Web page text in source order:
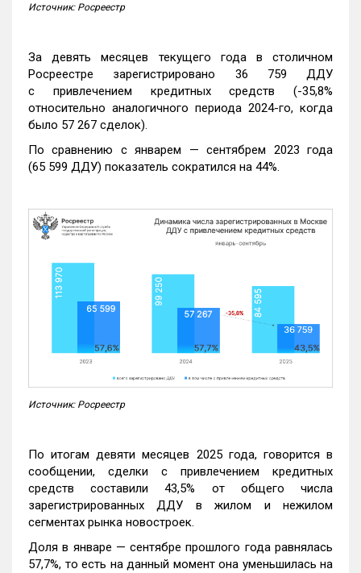
Источник: Росреестр
За девять месяцев текущего года в столичном
Росреестре зарегистрировано 36 759 ДДУ
с привлечением кредитных средств (-35,8%
относительно аналогичного периода 2024-го, когда
было 57 267 сделок).
По сравнению с январем — сентябрем 2023 года
(65 599 ДДУ) показатель сократился на 44%.
Источник: Росреестр
По итогам девяти месяцев 2025 года, говорится в
сообщении, сделки с привлечением кредитных
средств составили 43,5% от общего числа
зарегистрированных ДДУ в жилом и нежилом
сегментах рынка новостроек.
Доля в январе — сентябре прошлого года равнялась
57,7%, то есть на данный момент она уменьшилась на